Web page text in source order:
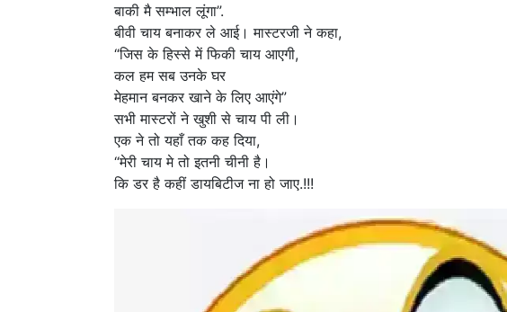
बाकी मै सम्भाल लूंगा”.
बीवी चाय बनाकर ले आई। मास्टरजी ने कहा,
“जिस के हिस्से में फिकी चाय आएगी,
कल हम सब उनके घर
मेहमान बनकर खाने के लिए आएंगे”
सभी मास्टरों ने खुशी से चाय पी ली।
एक ने तो यहाँ तक कह दिया,
“मेरी चाय मे तो इतनी चीनी है।
कि डर है कहीं डायबिटीज ना हो जाए.!!!